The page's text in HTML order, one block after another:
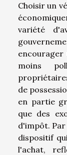
Choisir un
variété
moins
de
en partie
que des
d'impôt. Par
dispositif
l'achat,